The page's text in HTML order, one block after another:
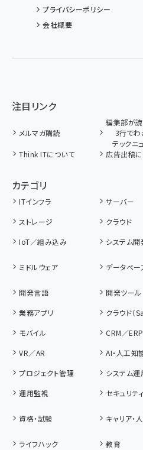
プライバシーポリシー
会社概要
注目リンク
メルマガ購読
編集部が読
3行でわ
テックニ
Think ITについて 広告出稿
カテゴリ
ITインフラ サーバー
ストレージ
クラウド
IoT／組み込み
システム開
ミドルウェア データベー
開発言語
開発ツール
業務アプリ
クラウド（
モバイル
CRM／ERP
VR／AR
AI・人工知
プロジェクト管理
システム運
運用監視
セキュリティ
資格・試験 キャリア・
ライフハック
教育